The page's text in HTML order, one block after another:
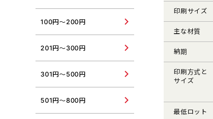
印刷サイズ
主な材質
納期
印刷方式と
サイズ
最低ロット
100円～200円
201円～300円
301円～500円
501円～800円